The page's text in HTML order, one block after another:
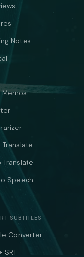
Notes
Memos
Translate
Translate
Speech
SUBTITLES
Converter
SRT